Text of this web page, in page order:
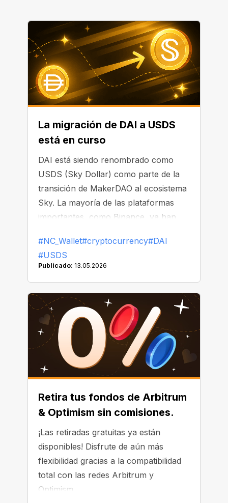
La migración de DAI a USDS
está en curso
DAI está siendo renombrado como
USDS (Sky Dollar) como parte de la
transición de MakerDAO al ecosistema
Sky. La mayoría de las plataformas
importantes, como Binance, ya han
DAI de sus listados.
#NC_Wallet#cryptocurrency#DAI
#USDS
Publicado: 13.05.2026
Retira tus fondos de Arbitrum
& Optimism sin comisiones.
¡Las retiradas gratuitas ya están
disponibles! Disfrute de aún más
flexibilidad gracias a la compatibilidad
total con las redes Arbitrum y
Optimism.